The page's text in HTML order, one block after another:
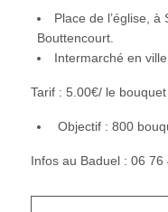
Place de l’église,
Bouttencourt.
Intermarché en ville
Tarif : 5.00€/ le bouquet
Objectif : 800
Infos au Baduel : 06 76